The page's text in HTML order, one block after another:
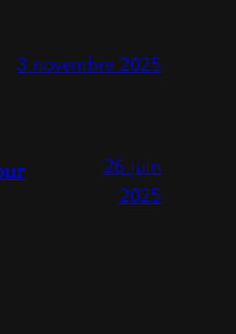
3 novembre 2025
26 juin
2025